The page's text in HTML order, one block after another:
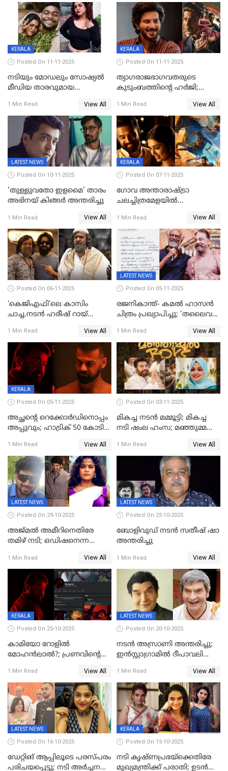
പൊട്ടിക്കുമെന്ന്
ഭീഷണി;അശ്ലീല
മെസേജുകളും വെളിപ്പെടുത്തി
മൃദുല വിജയ്
മമ്മൂട്ടി മാജിക്ക്, കളങ്കാവല്‍
ട്രെയിലര്‍ പുറത്ത്
KERALA
Posted On 11-11-2025
നടിയും മോഡലും സോഷ്യൽ
മീഡിയ താരവുമായ
ഇന്ന്‌ നല്ലൊരു ബിസി ഡേ
ആയിരുന്നുവെന്ന് നന്ദിത
ശങ്കര
1 Min Read View All
KERALA
Posted On 11-11-2025
ത്യാഗരാജഭാഗവതരുടെ
കുടുംബത്തിന്റെ ഹര്‍ജി;
ഹൈക്കോടതി നോട്ടീസ്‌
1 Min Read View All
LATEST NEWS
Posted On 10-11-2025
'തുള്ളുവതോ ഇളമൈ' താരം
അഭിനയ് കിങ്ങർ അന്തരിച്ചു
1 Min Read View All
KERALA
Posted On 07-11-2025
ഗോവ അന്താരാഷ്ട്രാ
ചലച്ചിത്രമേളയില്‍
മലയാളത്തില്‍നിന്ന്
ഏകചിത്രമായി 'എആര്‍എം';
1 Min Read View All
Posted On 06-11-2025
‘കെജിഎഫി’ലെ കാസിം
ചാച്ച,നടൻ ഹരീഷ് റായ്
1 Min Read View All
LATEST NEWS
Posted On 05-11-2025
രജനികാന്ത്- കമൽ ഹാസൻ
ചിത്രം പ്രഖ്യാപിച്ചു; 'തലൈവർ
1 Min Read View All
KERALA
Posted On 05-11-2025
അച്ഛന്റെ റെക്കോർഡിനൊപ്പം
അപ്പുവും; ഹാട്രിക് 50 കോടി
മോഹൻലാൽ, 'ഡീയസ്
ഈറേ' കുതിപ്പ്
1 Min Read View All
Posted On 03-11-2025
മികച്ച നടൻ മമ്മൂട്ടി; മികച്ച
നടി ഷംല ഹംസ; മഞ്ഞുമ്മൽ
1 Min Read View All
LATEST NEWS
Posted On 29-10-2025
അജ്മല്‍ അമീറിനെതിരേ
തമിഴ് നടി; ഒഡിഷനെന്ന
വിളിച്ചു, മോശം പെരുമാറ്റം
1 Min Read View All
LATEST NEWS
Posted On 25-10-2025
ബോളിവുഡ് നടൻ സതീഷ് ഷാ
അന്തരിച്ചു
1 Min Read View All
KERALA
Posted On 25-10-2025
കാമിയോ റോളിൽ
മോഹൻലാൽ?; പ്രണവിന്റെ
പിന്നാലെ ഡിപി; ചർച്ചയായി
സോഷ്യൽ മീഡിയ ചിത്രങ്ങൾ
1 Min Read View All
LATEST NEWS
Posted On 20-10-2025
നടന്‍ അസ്രാണി അന്തരിച്ചു;
ഇന്‍‌സ്റ്റാഗ്രാമില്‍ ദീപാവലി
മണിക്കൂറുകള്‍ക്കകം
വിയോഗം
1 Min Read View All
LATEST NEWS
Posted On 16-10-2025
ഡേറ്റിങ് ആപ്പിലൂടെ പരസ്പരം
പരിചയപ്പെട്ടു; നടി അർച്ചന
KERALA
Posted On 15-10-2025
നടി കൃഷ്ണപ്രഭയ്‌ക്കെതിരേ
മുഖ്യമന്ത്രിക്ക് പരാതി; ഉടൻ